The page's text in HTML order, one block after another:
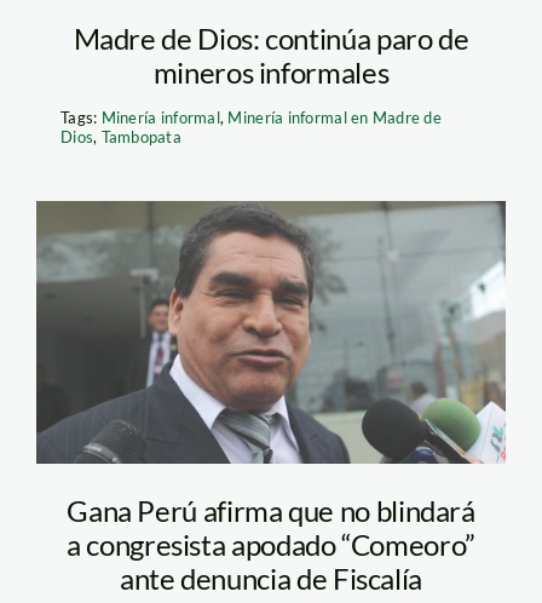
Madre de Dios: continúa paro de
mineros informales
Tags: Minería informal, Minería informal en Madre de
Dios, Tambopata
Congresista-Amado-
Romero
Gana Perú afirma que no blindará
a congresista apodado “Comeoro”
ante denuncia de Fiscalía